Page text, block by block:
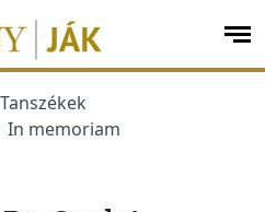
Tanszékek
In memoriam